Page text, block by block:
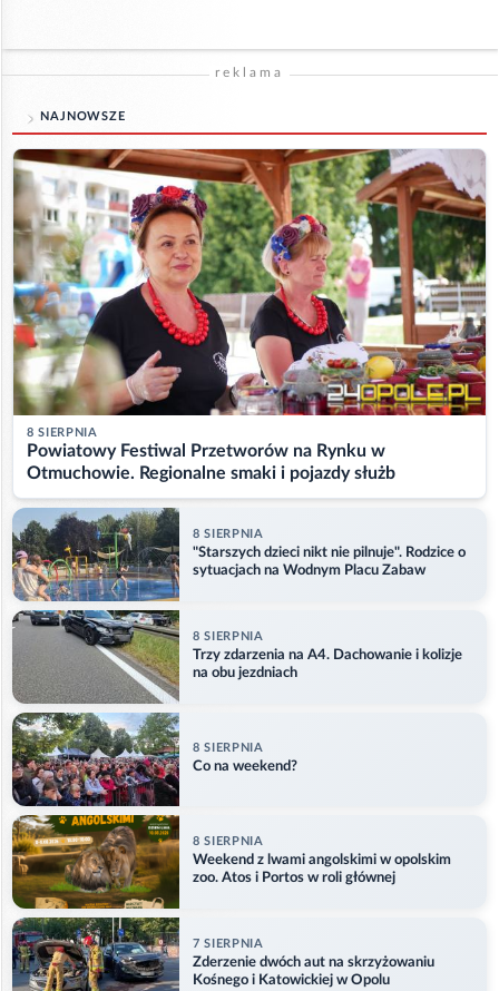
reklama
NAJNOWSZE
8 SIERPNIA
Powiatowy Festiwal Przetworów na Rynku w
Otmuchowie. Regionalne smaki i pojazdy służb
8 SIERPNIA
"Starszych dzieci nikt nie pilnuje". Rodzice o
sytuacjach na Wodnym Placu Zabaw
8 SIERPNIA
Trzy zdarzenia na A4. Dachowanie i kolizje
na obu jezdniach
8 SIERPNIA
Co na weekend?
8 SIERPNIA
Weekend z lwami angolskimi w opolskim
zoo. Atos i Portos w roli głównej
7 SIERPNIA
Zderzenie dwóch aut na skrzyżowaniu
Kośnego i Katowickiej w Opolu